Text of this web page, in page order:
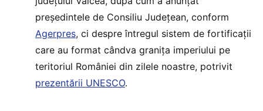
președintele de Consiliu Județean, conform
Agerpres, ci despre întregul sistem de fortificații
care au format cândva granița imperiului pe
teritoriul României din zilele noastre, potrivit
prezentării UNESCO.